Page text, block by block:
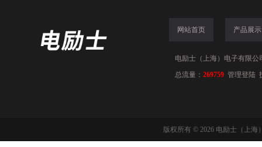
网站首页 产品展示
电励士（上海）电子有限公
总流量： 269759 管理登陆
版权所有 © 2026 电励士（上